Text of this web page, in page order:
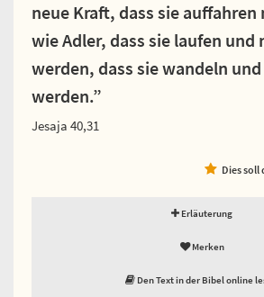
neue Kraft, dass sie auffahren
wie Adler, dass sie laufen
werden, dass sie wandeln
werden.”
Jesaja 40,31
Dies soll
Erläuterung
Merken
Den Text in der Bibel online